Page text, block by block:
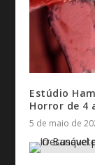
Estúdio
Horror de 4
5 de maio de